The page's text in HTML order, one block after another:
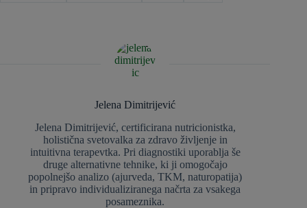
Jelena Dimitrijević
Jelena Dimitrijević, certificirana nutricionistka,
holistična svetovalka za zdravo življenje in
intuitivna terapevtka. Pri diagnostiki uporablja še
druge alternativne tehnike, ki ji omogočajo
popolnejšo analizo (ajurveda, TKM, naturopatija)
in pripravo individualiziranega načrta za vsakega
posameznika.